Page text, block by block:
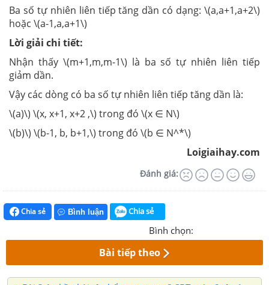
Ba số tự nhiên liên tiếp tăng dần có dạng: \(a,a+1,a+2\)
hoặc \(a-1,a,a+1\)
Lời giải chi tiết:
Nhận thấy \(m+1,m,m-1\) là ba số tự nhiên liên tiếp
giảm dần.
Vậy các dòng có ba số tự nhiên liên tiếp tăng dần là:
\(a)\) \(x, x+1, x+2 ,\) trong đó \(x ∈ N\)
\(b)\) \(b-1, b, b+1,\) trong đó \(b ∈ N^*\)
Loigiaihay.com
Đánh giá:
Chia sẻ Bình luận Chia sẻ
Bình chọn:
Bài tiếp theo